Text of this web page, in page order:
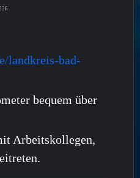
landkreis-bad-
bequem über
Arbeitskollegen,